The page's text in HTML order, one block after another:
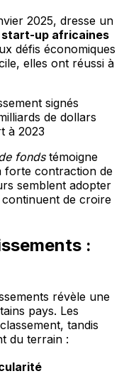
2025, dresse un
start-up africaines
défis économiques
elles ont réussi à
signés
de dollars
à 2023
fondstémoigne
forte contraction de
semblent adopter
de croire
:
révèle une
pays. Les
tandis
du terrain :